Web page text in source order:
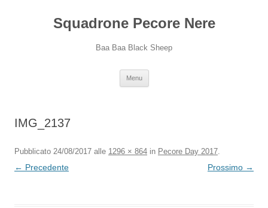
Squadrone Pecore Nere
Baa Baa Black Sheep
Menu
IMG_2137
Pubblicato 24/08/2017 alle 1296 × 864 in Pecore Day 2017.
← Precedente Prossimo →